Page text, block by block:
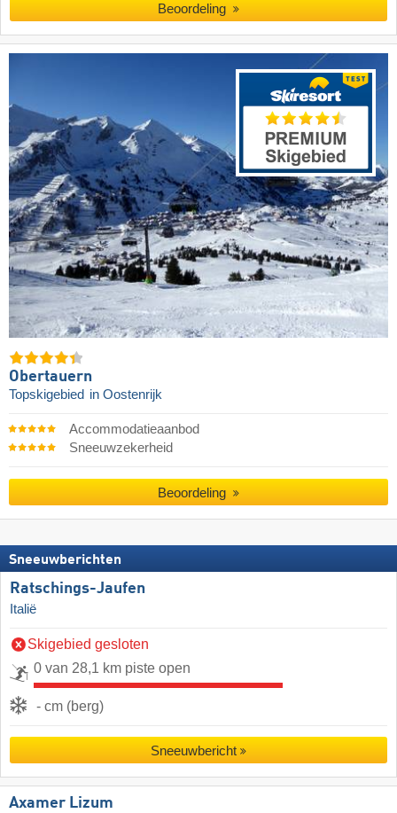
Beoordeling
Obertauern
Topskigebied in Oostenrijk
Accommodatieaanbod
Sneeuwzekerheid
Beoordeling
Sneeuwberichten
Ratschings-Jaufen
Italië
Skigebied gesloten
0 van 28,1 km piste open
- cm (berg)
Sneeuwbericht
Axamer Lizum